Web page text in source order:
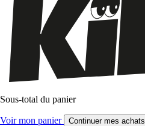
Sous-total du panier
Voir mon panier Continuer mes achats